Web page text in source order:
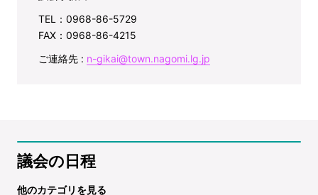
TEL：0968-86-5729
FAX：0968-86-4215
ご連絡先 : n-gikai@town.nagomi.lg.jp
議会の日程
他のカテゴリを見る